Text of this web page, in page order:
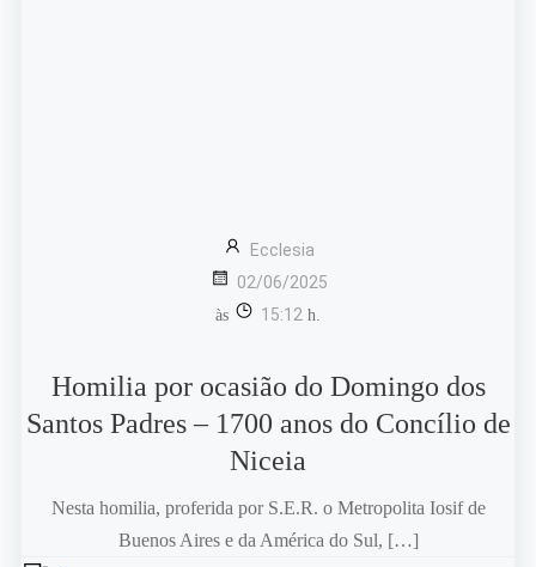
Ecclesia
02/06/2025
às 15:12 h.
Homilia por ocasião do Domingo dos
Santos Padres – 1700 anos do Concílio de
Niceia
Nesta homilia, proferida por S.E.R. o Metropolita Iosif de
Buenos Aires e da América do Sul, […]